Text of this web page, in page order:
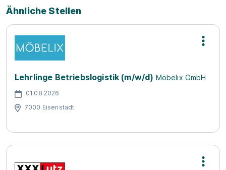
Ähnliche Stellen
Lehrlinge Betriebslogistik (m/w/d) Möbelix GmbH
01.08.2026
7000 Eisenstadt